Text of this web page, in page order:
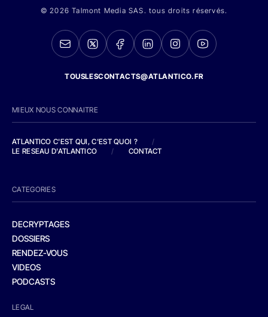
© 2026 Talmont Media SAS. tous droits réservés.
TOUSLESCONTACTS@ATLANTICO.FR
MIEUX NOUS CONNAITRE
ATLANTICO C'EST QUI, C'EST QUOI ?
/
LE RESEAU D'ATLANTICO
/ CONTACT
CATEGORIES
DECRYPTAGES
DOSSIERS
RENDEZ-VOUS
VIDEOS
PODCASTS
LEGAL